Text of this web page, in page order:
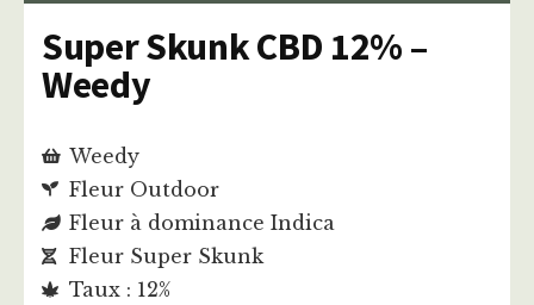
Super Skunk CBD 12% –
Weedy
Weedy
Fleur Outdoor
Fleur à dominance Indica
Fleur Super Skunk
Taux : 12%